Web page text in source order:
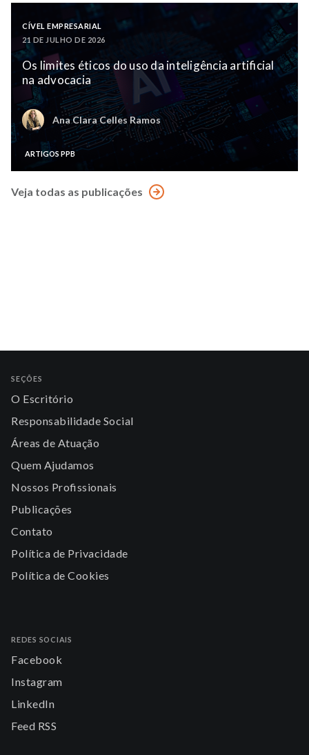
CÍVEL EMPRESARIAL
21 DE JULHO DE 2026
Os limites éticos do uso da inteligência artificial
na advocacia
Ana Clara Celles Ramos
ARTIGOS PPB
Veja todas as publicações
SEÇÕES
O Escritório
Responsabilidade Social
Áreas de Atuação
Quem Ajudamos
Nossos Profissionais
Publicações
Contato
Política de Privacidade
Política de Cookies
REDES SOCIAIS
Facebook
Instagram
LinkedIn
Feed RSS